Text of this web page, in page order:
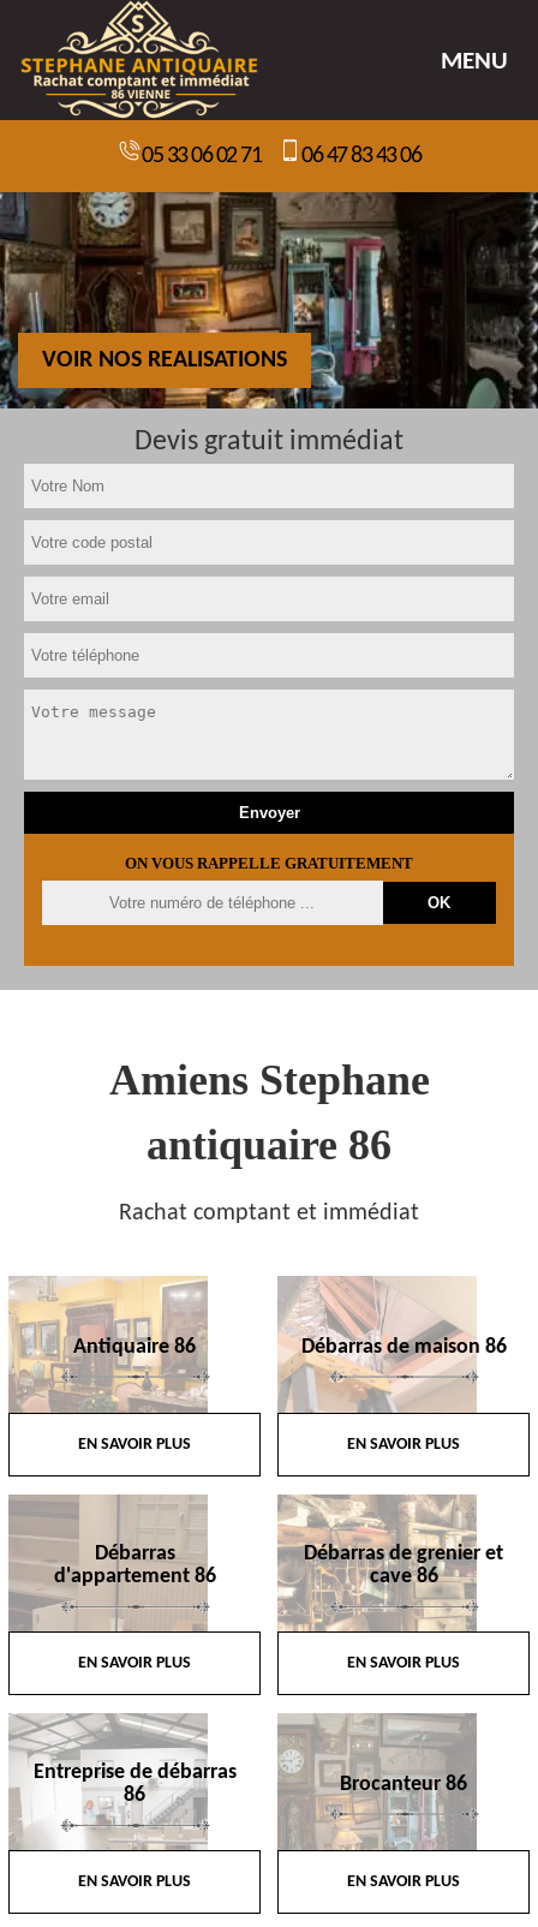
MENU
05 33 06 02 71 06 47 83 43 06
VOIR NOS REALISATIONS
Devis gratuit immédiat
ON VOUS RAPPELLE GRATUITEMENT
Amiens Stephane
antiquaire 86
Rachat comptant et immédiat
Antiquaire 86
EN SAVOIR PLUS
Débarras de maison 86
EN SAVOIR PLUS
Débarras
d'appartement 86
EN SAVOIR PLUS
Débarras de grenier et
cave 86
EN SAVOIR PLUS
Entreprise de débarras
86
EN SAVOIR PLUS
Brocanteur 86
EN SAVOIR PLUS